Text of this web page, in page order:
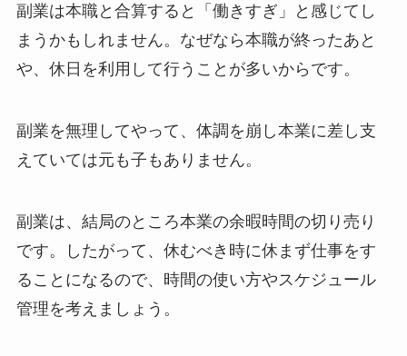
副業は本職と合算すると「働きすぎ」と感じてし
まうかもしれません。なぜなら本職が終ったあと
や、休日を利用して行うことが多いからです。
副業を無理してやって、体調を崩し本業に差し支
えていては元も子もありません。
副業は、結局のところ本業の余暇時間の切り売り
です。したがって、休むべき時に休まず仕事をす
ることになるので、時間の使い方やスケジュール
管理を考えましょう。